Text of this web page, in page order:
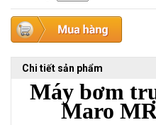
Chi tiết sản phẩm
Máy bơm
Maro